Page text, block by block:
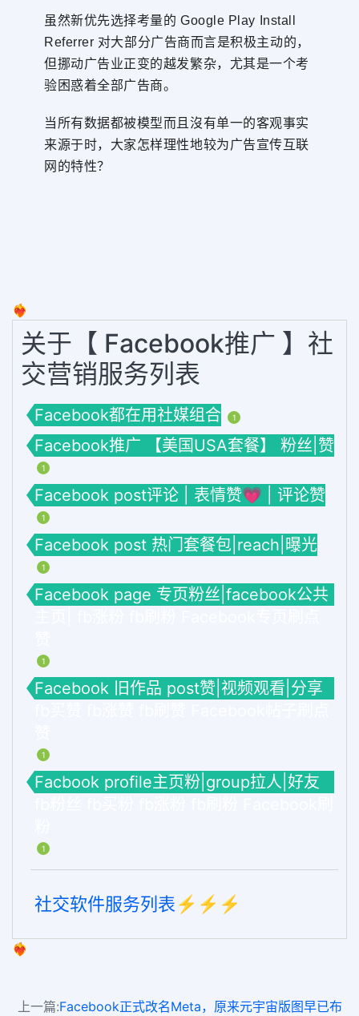
虽然新优先选择考量的 Google Play Install
Referrer 对大部分广告商而言是积极主动的，
但挪动广告业正变的越发繁杂，尤其是一个考
验困惑着全部广告商。
当所有数据都被模型而且沒有单一的客观事实
来源于时，大家怎样理性地较为广告宣传互联
网的特性？
❤️‍🔥
关于【 Facebook推广 】社
交营销服务列表
Facebook都在用社媒组合 1
Facebook推广 【美国USA套餐】 粉丝|赞
1
Facebook post评论 | 表情赞💗 | 评论赞
1
Facebook post 热门套餐包|reach|曝光
1
Facebook page 专页粉丝|facebook公共
1
Facebook 旧作品 post赞|视频观看|分享
1
Facbook profile主页粉|group拉人|好友
1
社交软件服务列表⚡️⚡️⚡️
❤️‍🔥
上一篇:Facebook正式改名Meta，原来元宇宙版图早已布